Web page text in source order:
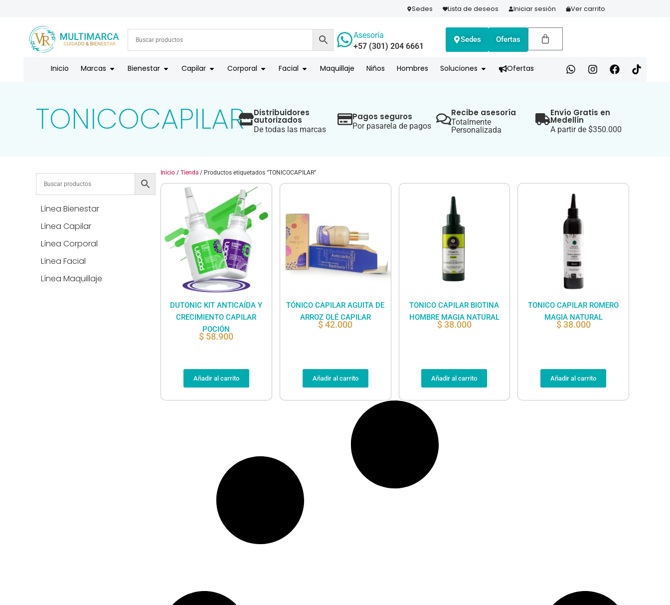
ENVÍOS A TODO EL PAÍS | RECIBIMOS TODOS LOS MEDIOS DE PAGO COMPRA HOY Y PAGA EN 3 CUOTAS CON ADDI
Sedes Lista de deseos Iniciar sesión Ver carrito
Asesoría
+57 (301) 204 6661
Sedes Ofertas
Inicio Marcas Bienestar Capilar Corporal Facial Maquillaje Niños Hombres Soluciones Ofertas
TONICOCAPILAR Distribuidores
autorizados
De todas las marcas
Pagos seguros
Por pasarela de pagos
Recibe asesoría
Totalmente
Personalizada
Envío Gratis en
Medellín
A partir de $350.000
Línea Bienestar
Línea Capilar
Línea Corporal
Línea Facial
Línea Maquillaje
Inicio / Tienda / Productos etiquetados “TONICOCAPILAR”
DUTONIC KIT ANTICAÍDA Y
CRECIMIENTO CAPILAR
POCIÓN
$ 58.900
Añadir al carrito
TÓNICO CAPILAR AGUITA DE
ARROZ OLÉ CAPILAR
$42.000
Añadir al carrito
TONICO CAPILAR BIOTINA
HOMBRE MAGIA NATURAL
$38.000
Añadir al carrito
TONICO CAPILAR ROMERO
MAGIA NATURAL
$38.000
Añadir al carrito